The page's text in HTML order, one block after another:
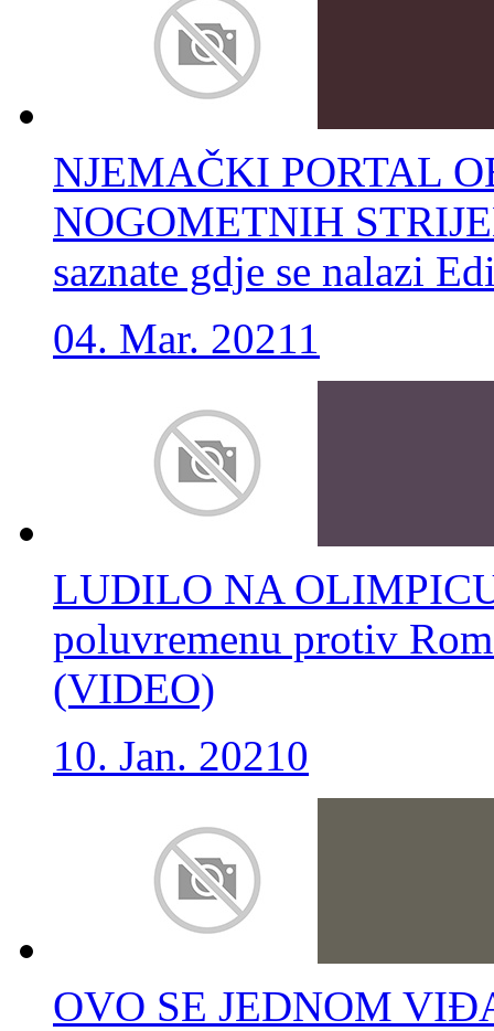
NJEMAČKI PORTAL
NOGOMETNIH
saznate gdje se nalazi
04. Mar. 20211
LUDILO NA
poluvremenu protiv
(VIDEO)
10. Jan. 20210
OVO SE JEDNOM